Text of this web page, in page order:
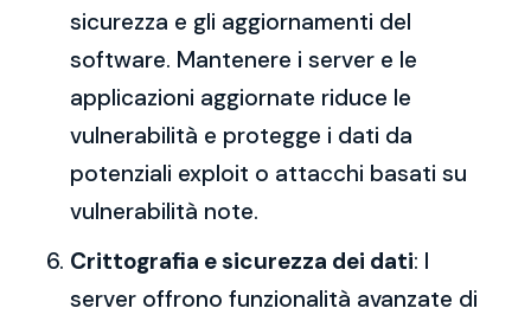
sicurezza e gli aggiornamenti del
software. Mantenere i server e le
applicazioni aggiornate riduce le
vulnerabilità e protegge i dati da
potenziali exploit o attacchi basati su
vulnerabilità note.
Crittografia e sicurezza dei dati: I
server offrono funzionalità avanzate di